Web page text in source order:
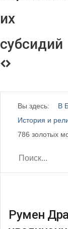
их
субсидий
Вы здесь: В
История и
786 золотых
Румен